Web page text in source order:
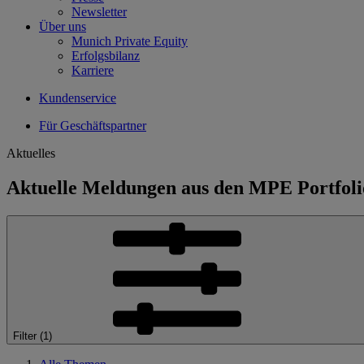
Newsletter
Über uns
Munich Private Equity
Erfolgsbilanz
Karriere
Kundenservice
Für Geschäftspartner
Aktuelles
Aktuelle Meldungen aus den MPE
Filter (1)